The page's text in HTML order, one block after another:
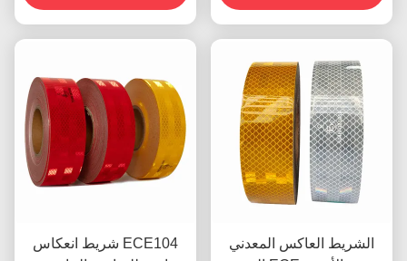
شريط انعكاس ECE104
الشريط العاكس المعدني